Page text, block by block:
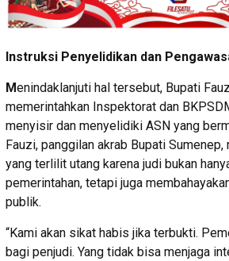
Instruksi Penyelidikan dan
Menindaklanjuti hal tersebut, Bupati
memerintahkan Inspektorat dan
menyisir dan menyelidiki ASN yang
Fauzi, panggilan akrab Bupati
yang terlilit utang karena judi bukan
pemerintahan, tetapi juga
publik.
“Kami akan sikat habis jika terbukti.
bagi penjudi. Yang tidak bisa menjaga